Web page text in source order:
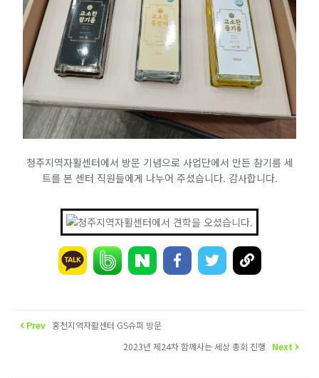
청주지역자활센터에서 방문 기념으로 사업단에서 만든 참기름 세
트를 본 센터 직원들에게 나누어 주셨습니다. 감사합니다.
Prev 홍천지역자활센터 GS슈퍼 방문
2023년 제24차 함께사는 세상 총회 진행
Next